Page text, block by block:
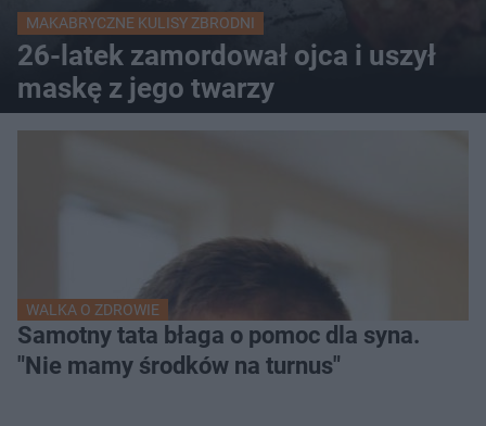
MAKABRYCZNE KULISY ZBRODNI
26-latek zamordował ojca i uszył
maskę z jego twarzy
WALKA O ZDROWIE
Samotny tata błaga o pomoc dla syna.
"Nie mamy środków na turnus"